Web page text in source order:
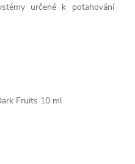
určené k potahování
Fruits 10 ml